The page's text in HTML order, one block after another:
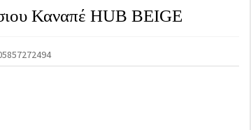
Καναπέ HUB BEIGE